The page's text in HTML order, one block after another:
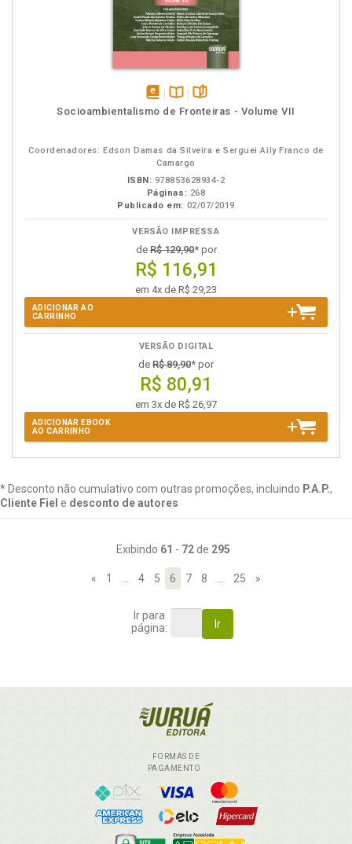
disponível
Disponível
páginas
Socioambientalismo de Fronteiras - Volume VII
Coordenadores: Edson Damas da Silveira e Serguei Aily Franco de
Camargo
ISBN: 978853628934-2
Páginas: 268
Publicado em: 02/07/2019
VERSÃO IMPRESSA
deR$ 129,90* por
R$ 116,91
em 4x de R$ 29,23
ADICIONAR AO
CARRINHO
VERSÃO DIGITAL
de R$ 89,90* por
R$ 80,91
em 3x de R$ 26,97
ADICIONAR EBOOK
AO CARRINHO
* Desconto não cumulativo com outras promoções, incluindo P.A.P.,
Cliente Fiel e desconto de autores
Exibindo 61 - 72de 295
« 1 4 5 6 7 8 25 »
Ir para
página:
Ir
FORMAS DE
PAGAMENTO